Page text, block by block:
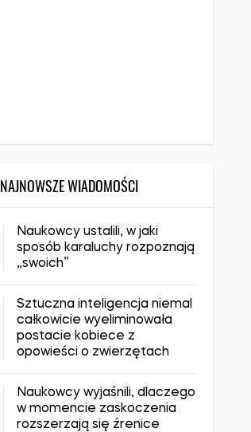
NAJNOWSZE WIADOMOŚCI
Naukowcy ustalili, w jaki
sposób karaluchy rozpoznają
„swoich”
Sztuczna inteligencja niemal
całkowicie wyeliminowała
postacie kobiece z
opowieści o zwierzętach
Naukowcy wyjaśnili, dlaczego
w momencie zaskoczenia
rozszerzają się źrenice